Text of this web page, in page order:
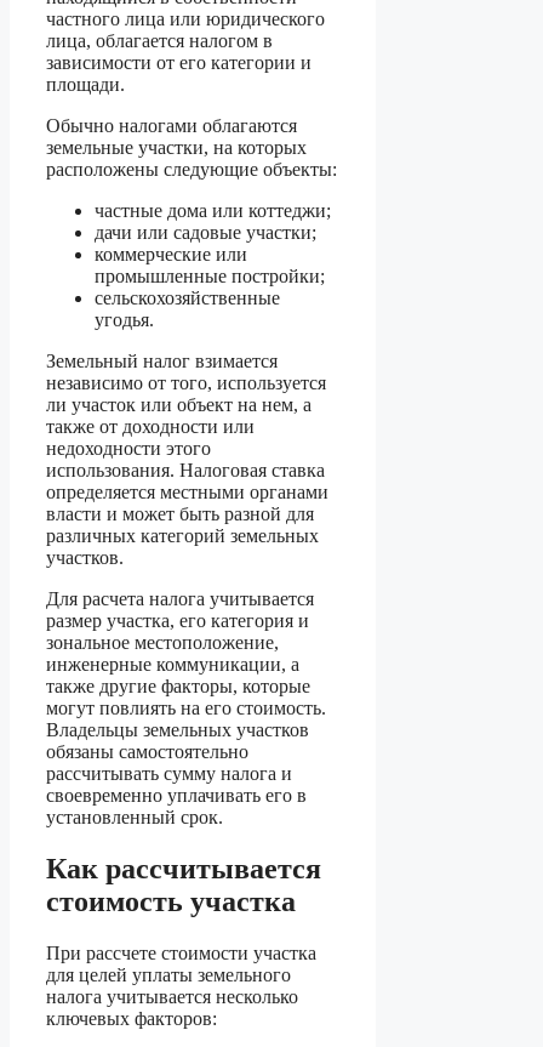
частного лица или юридического
лица, облагается налогом в
зависимости от его категории и
площади.
Обычно налогами облагаются
земельные участки, на которых
расположены следующие объекты:
частные дома или коттеджи;
дачи или садовые участки;
коммерческие или
промышленные постройки;
сельскохозяйственные
угодья.
Земельный налог взимается
независимо от того, используется
ли участок или объект на нем, а
также от доходности или
недоходности этого
использования. Налоговая ставка
определяется местными органами
власти и может быть разной для
различных категорий земельных
участков.
Для расчета налога учитывается
размер участка, его категория и
зональное местоположение,
инженерные коммуникации, а
также другие факторы, которые
могут повлиять на его стоимость.
Владельцы земельных участков
обязаны самостоятельно
рассчитывать сумму налога и
своевременно уплачивать его в
установленный срок.
Как рассчитывается
стоимость участка
При рассчете стоимости участка
для целей уплаты земельного
налога учитывается несколько
ключевых факторов: